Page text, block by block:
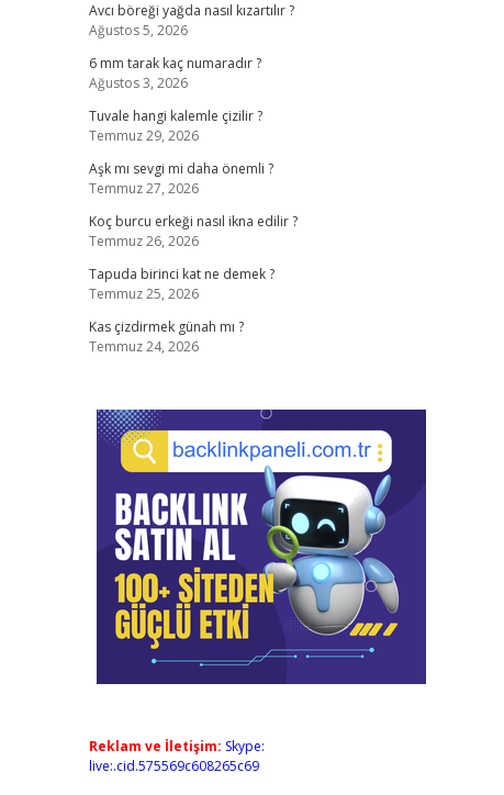
Avcı böreği yağda nasıl kızartılır ?
Ağustos 5, 2026
6 mm tarak kaç numaradır ?
Ağustos 3, 2026
Tuvale hangi kalemle çizilir ?
Temmuz 29, 2026
Aşk mı sevgi mi daha önemli ?
Temmuz 27, 2026
Koç burcu erkeği nasıl ikna edilir ?
Temmuz 26, 2026
Tapuda birinci kat ne demek ?
Temmuz 25, 2026
Kas çizdirmek günah mı ?
Temmuz 24, 2026
Reklam ve İletişim: Skype:
live:.cid.575569c608265c69